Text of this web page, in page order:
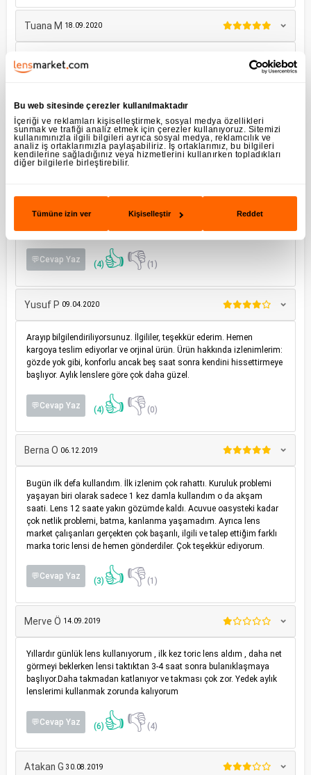
Bu web sitesinde çerezler kullanılmaktadır
İçeriği ve reklamları kişiselleştirmek, sosyal medya özellikleri
sunmak ve trafiği analiz etmek için çerezler kullanıyoruz. Sitemizi
kullanımınızla ilgili bilgileri ayrıca sosyal medya, reklamcılık ve
analiz iş ortaklarımızla paylaşabiliriz. İş ortaklarımız, bu bilgileri
kendilerine sağladığınız veya hizmetlerini kullanırken topladıkları
diğer bilgilerle birleştirebilir.
Tümüne izin ver Kişiselleştir Reddet
Tuana M 18.09.2020
gerçekten mükemmel hemen geldi ve uygun
Kübra S 26.06.2020
ilk kez buradan aldım ve hem üründen hem lensmarketten çok
aylık lenslere göre çok daha ince ve oldukça rahat bir lens. batma vs.
hissetmedim.
💬Cevap Yaz (4) 👍👎(1)
Yusuf P 09.04.2020
Arayıp bilgilendiriliyorsunuz. İlgililer, teşekkür ederim. Hemen
kargoya teslim ediyorlar ve orjinal ürün. Ürün hakkında izlenimlerim:
gözde yok gibi, konforlu ancak beş saat sonra kendini hissettirmeye
başlıyor. Aylık lenslere göre çok daha güzel.
💬Cevap Yaz (4) 👍👎(0)
Berna O 06.12.2019
Bugün ilk defa kullandım. İlk izlenim çok rahattı. Kuruluk problemi
yaşayan biri olarak sadece 1 kez damla kullandım o da akşam
saati. Lens 12 saate yakın gözümde kaldı. Acuvue oasysteki kadar
çok netlik problemi, batma, kanlanma yaşamadım. Ayrıca lens
market çalışanları gerçekten çok başarılı, ilgili ve talep ettiğim farklı
marka toric lensi de hemen gönderdiler. Çok teşekkür ediyorum.
💬Cevap Yaz (3) 👍👎(1)
Merve Ö 14.09.2019
Yıllardır günlük lens kullanıyorum , ilk kez toric lens aldım , daha net
görmeyi beklerken lensi taktıktan 3-4 saat sonra bulanıklaşmaya
başlıyor.Daha takmadan katlanıyor ve takması çok zor. Yedek aylık
lenslerimi kullanmak zorunda kalıyorum
💬Cevap Yaz (6) 👍👎(4)
Atakan G 30.08.2019